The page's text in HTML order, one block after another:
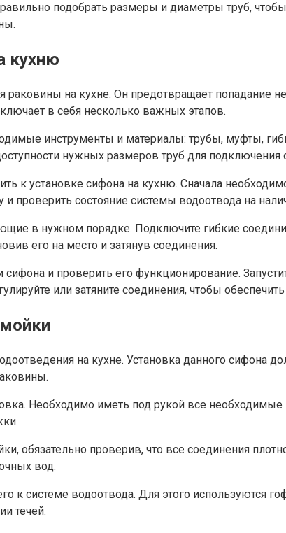
подобрать размеры и диаметры труб,
кухню
на кухне. Он предотвращает попадание
в себя несколько важных этапов.
инструменты и материалы: трубы, муфты,
нужных размеров труб для подключения
к установке сифона на кухню. Сначала
проверить состояние системы водоотвода на
в нужном порядке. Подключите гибкие
его на место и затянув соединения.
и проверить его функционирование.
или затяните соединения, чтобы
на кухне. Установка данного сифона
Необходимо иметь под рукой все
обязательно проверив, что все соединения
вод.
к системе водоотвода. Для этого используются
течей.